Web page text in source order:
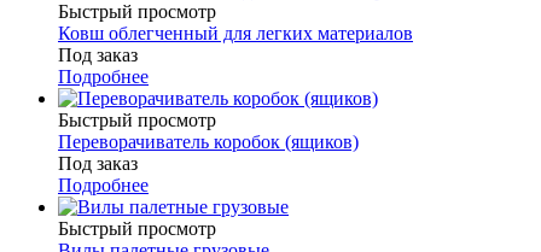
Быстрый просмотр
Ковш облегченный для легких материалов
Под заказ
Подробнее
Быстрый просмотр
Переворачиватель коробок (ящиков)
Под заказ
Подробнее
Быстрый просмотр